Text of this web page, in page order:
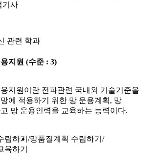
기사
관련 학과
지원 (수준 : 3)
지원이란 전파관련 국내외 기술기준을
에 적용하기 위한 망 운용계획, 망
망 운용인력을 교육하는 능력이다.
립하기
망품질계획 수립하기
육하기